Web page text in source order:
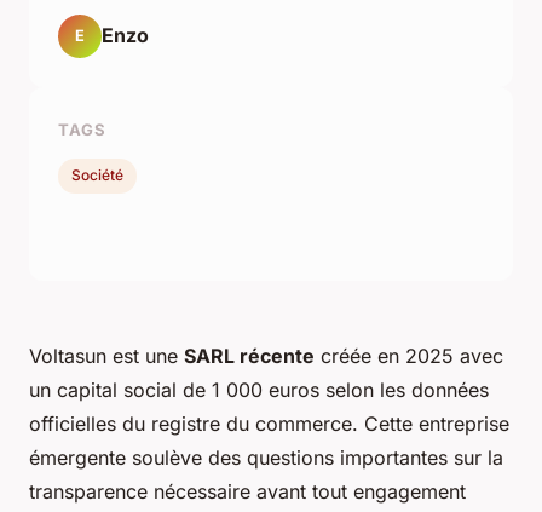
Voltasun est une SARL récente créée en 2025 avec
un capital social de 1 000 euros selon les données
officielles du registre du commerce. Cette entreprise
émergente soulève des questions importantes sur la
transparence nécessaire avant tout engagement
E Enzo
TAGS
Société